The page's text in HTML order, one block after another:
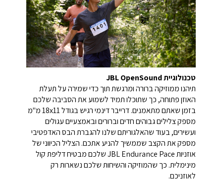
טכנולוגיית JBL OpenSound
תיהנו ממוזיקה ברורה ומרגשת תוך כדי שמירה על תעלת
האוזן פתוחה, כך שתוכלו תמיד לשמוע את הסביבה שלכם
בזמן שאתם מתאמנים. דרייבר דינמי רגיש בגודל 18x11 מ"מ
מספק צלילים גבוהים חדים וברורים ובאמצעיים עגולים
ועשירים, בעוד שהאלגוריתם שלנו להגברת הבס האדפטיבי
מספק את הקצב שממשיך להניע אתכם. הצליל הכיווני של
אוזניות JBL Endurance Pace שלכם מבטיח דליפת קול
מינימלית. כך שהמוזיקה והשיחות שלכם נשארות רק
לאוזניכם.